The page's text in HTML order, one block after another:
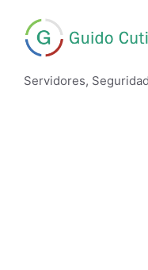
contenido
Servidores,